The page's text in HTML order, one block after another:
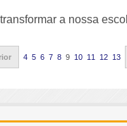
a nossa
4 5 6 7 8 9 10 11 12 13